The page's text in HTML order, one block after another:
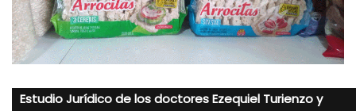
Estudio Jurídico de los doctores Ezequiel Turienzo y